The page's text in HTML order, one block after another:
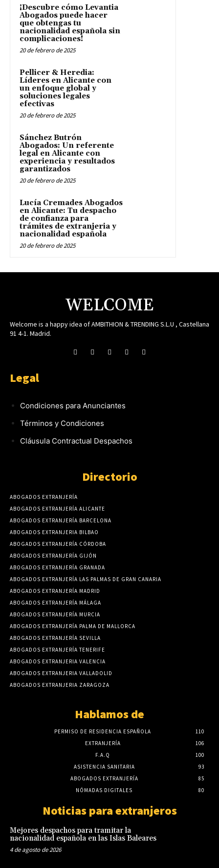
¡Descubre cómo Levantia
Abogados puede hacer
que obtengas tu
nacionalidad española sin
complicaciones!
20 de febrero de 2025
Pellicer & Heredia:
Líderes en Alicante con
un enfoque global y
soluciones legales
efectivas
20 de febrero de 2025
Sánchez Butrón
Abogados: Un referente
legal en Alicante con
experiencia y resultados
garantizados
20 de febrero de 2025
Lucía Cremades Abogados
en Alicante: Tu despacho
de confianza para
trámites de extranjeria y
nacionalidad española
20 de febrero de 2025
WELCOME
Welcome is a happy idea of AMBITHION & TRENDING S.L.U , Castellana
91 4-1. Madrid.
Legal
Condiciones para Anunciantes
Términos y Condiciones
Cláusula Contractual Despachos
Directorio
ABOGADOS EXTRANJERÍA
ABOGADOS EXTRANJERÍA ALICANTE
ABOGADOS EXTRANJERÍA BARCELONA
ABOGADOS EXTRANJERIA BILBAO
ABOGADOS EXTRANJERÍA CÓRDOBA
ABOGADOS EXTRANJERÍA GIJÓN
ABOGADOS EXTRANJERÍA GRANADA
ABOGADOS EXTRANJERÍA LAS PALMAS DE GRAN CANARIA
ABOGADOS EXTRANJERÍA MADRID
ABOGADOS EXTRANJERÍA MÁLAGA
ABOGADOS EXTRANJERÍA MURCIA
ABOGADOS EXTRANJERÍA PALMA DE MALLORCA
ABOGADOS EXTRANJERÍA SEVILLA
ABOGADOS EXTRANJERÍA TENERIFE
ABOGADOS EXTRANJERIA VALENCIA
ABOGADOS EXTRANJERIA VALLADOLID
ABOGADOS EXTRANJERIA ZARAGOZA
Hablamos de
PERMISO DE RESIDENCIA ESPAÑOLA
110
EXTRANJERÍA
106
F.A.Q
100
ASISTENCIA SANITARIA
93
ABOGADOS EXTRANJERÍA
85
NÓMADAS DIGITALES
80
Noticias para extranjeros
Mejores despachos para tramitar la
nacionalidad española en las Islas Baleares
4 de agosto de 2026